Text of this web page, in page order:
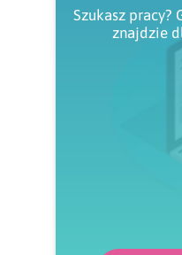
Szukasz pracy?
znajdzie